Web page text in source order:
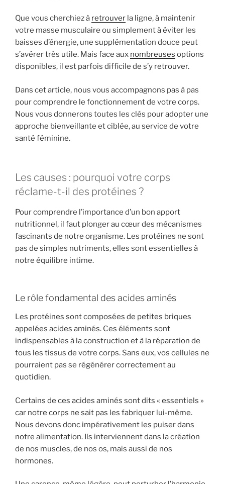
Que vous cherchiez à retrouver la ligne, à maintenir
votre masse musculaire ou simplement à éviter les
baisses d’énergie, une supplémentation douce peut
s’avérer très utile. Mais face aux nombreuses options
disponibles, il est parfois difficile de s’y retrouver.
Dans cet article, nous vous accompagnons pas à pas
pour comprendre le fonctionnement de votre corps.
Nous vous donnerons toutes les clés pour adopter une
approche bienveillante et ciblée, au service de votre
santé féminine.
Les causes : pourquoi votre corps
réclame-t-il des protéines ?
Pour comprendre l’importance d’un bon apport
nutritionnel, il faut plonger au cœur des mécanismes
fascinants de notre organisme. Les protéines ne sont
pas de simples nutriments, elles sont essentielles à
notre équilibre intime.
Le rôle fondamental des acides aminés
Les protéines sont composées de petites briques
appelées acides aminés. Ces éléments sont
indispensables à la construction et à la réparation de
tous les tissus de votre corps. Sans eux, vos cellules ne
pourraient pas se régénérer correctement au
quotidien.
Certains de ces acides aminés sont dits « essentiels »
car notre corps ne sait pas les fabriquer lui-même.
Nous devons donc impérativement les puiser dans
notre alimentation. Ils interviennent dans la création
de nos muscles, de nos os, mais aussi de nos
hormones.